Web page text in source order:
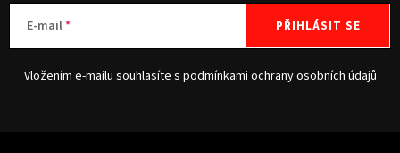
E-mail
Vložením e-mailu souhlasíte s podmínkami ochrany osobních údajů
PŘIHLÁSIT SE